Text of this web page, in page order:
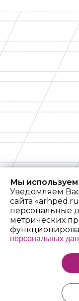
Мы
Уведомляем
сайта
персональные
метрических
персональных